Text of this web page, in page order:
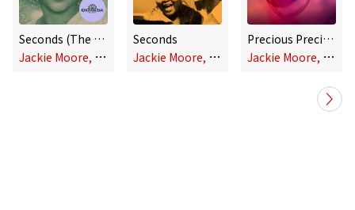
Seconds (The Satril Edits)
J
ackie Moore, Wilson Pickett
Seconds
J
ackie Moore, Wilson Pickett
Precious Precious (Single)
J
ackie Moore, Wilson Pickett